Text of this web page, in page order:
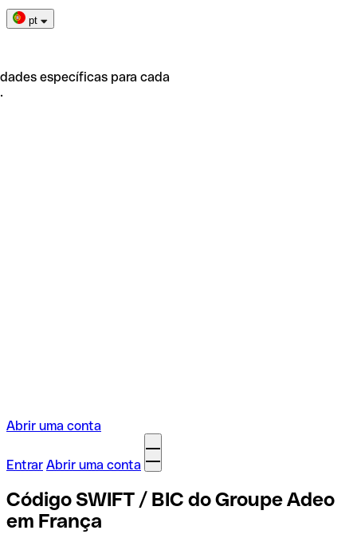
pt
específicas para cada
Abrir uma conta
Entrar Abrir uma conta
Código SWIFT / BIC do Groupe Adeo
em França